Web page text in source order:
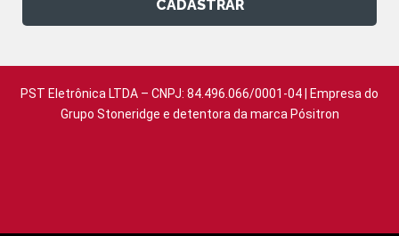
CADASTRAR
PST Eletrônica LTDA – CNPJ: 84.496.066/0001-04 | Empresa do
Grupo Stoneridge e detentora da marca Pósitron